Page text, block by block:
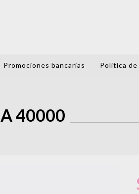
Promociones bancarias Política de
40000